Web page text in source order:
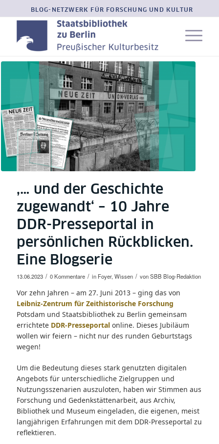
BLOG-NETZWERK FÜR FORSCHUNG UND KULTUR
‚… und der Geschichte
zugewandt‘ – 10 Jahre
DDR-Presseportal in
persönlichen Rückblicken.
Eine Blogserie
13.06.2023 / 0 Kommentare / in Foyer, Wissen / vonSBB Blog-Redaktion
Vor zehn Jahren – am 27. Juni 2013 – ging das von
Leibniz-Zentrum für Zeithistorische Forschung
Potsdam und Staatsbibliothek zu Berlin gemeinsam
errichtete DDR-Presseportalonline. Dieses Jubiläum
wollen wir feiern – nicht nur des runden Geburtstags
wegen!
Um die Bedeutung dieses stark genutzten digitalen
Angebots für unterschiedliche Zielgruppen und
Nutzungsszenarien auszuloten, haben wir Stimmen aus
Forschung und Gedenkstättenarbeit, aus Archiv,
Bibliothek und Museum eingeladen, die eigenen, meist
langjährigen Erfahrungen mit dem DDR-Presseportal zu
reflektieren.